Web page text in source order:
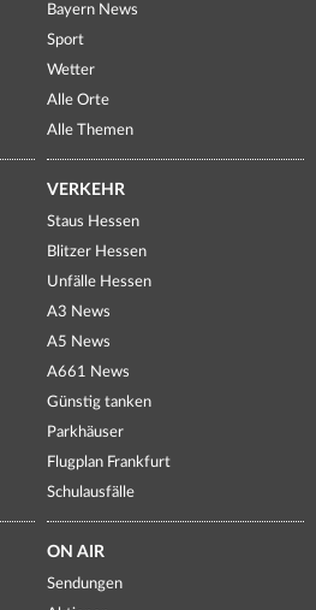
Bayern News
Sport
Wetter
Alle Orte
Alle Themen
VERKEHR
Staus Hessen
Blitzer Hessen
Unfälle Hessen
A3 News
A5 News
A661 News
Günstig tanken
Parkhäuser
Flugplan Frankfurt
Schulausfälle
ON AIR
Sendungen